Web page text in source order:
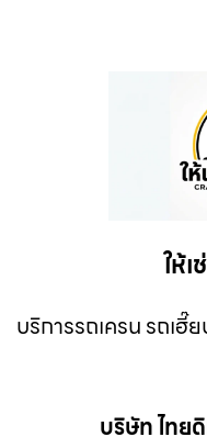
ให้
บริการรถเครน รถเฮี๊
บริษัท ไทย